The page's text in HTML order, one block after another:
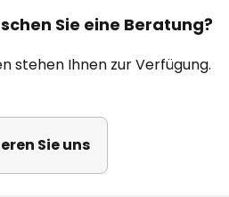
Sie eine Beratung?
stehen Ihnen zur Verfügung.
Sie uns